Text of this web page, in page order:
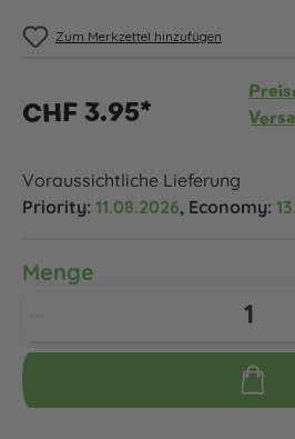
Zum Merkzettel hinzufügen
CHF 3.95*
Voraussichtliche Lieferung
Priority: 11.08.2026, Economy:
Menge